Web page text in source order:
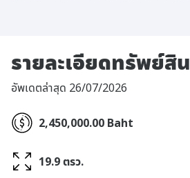
รายละเอียดทรัพย์สิน
อัพเดตล่าสุด 26/07/2026
2,450,000.00 Baht
19.9 ตรว.